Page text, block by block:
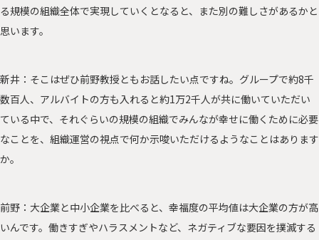
る規模の組織全体で実現していくとなると、また別の難しさがあるかと
思います。
新井：そこはぜひ前野教授ともお話したい点ですね。グループで約8千
数百人、アルバイトの方も入れると約1万2千人が共に働いていただい
ている中で、それぐらいの規模の組織でみんなが幸せに働くために必要
なことを、組織運営の視点で何か示唆いただけるようなことはあります
か。
前野：大企業と中小企業を比べると、幸福度の平均値は大企業の方が高
いんです。働きすぎやハラスメントなど、ネガティブな要因を撲滅する